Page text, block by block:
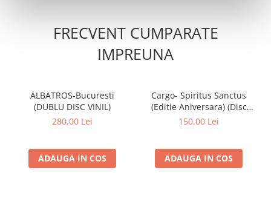
FRECVENT CUMPARATE
IMPREUNA
ALBATROS-Bucuresti
(DUBLU DISC VINIL)
280,00 Lei
ADAUGA IN COS
Cargo- Spiritus Sanctus
(Editie Aniversara) (Disc
Vinil)
150,00 Lei
ADAUGA IN COS